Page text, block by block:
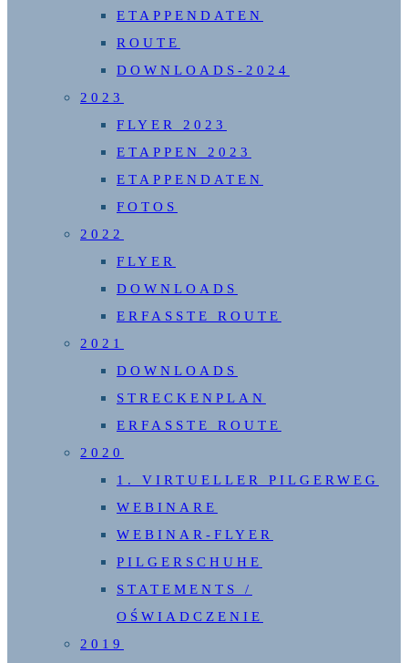
ETAPPENDATEN
ROUTE
DOWNLOADS-2024
2023
FLYER 2023
ETAPPEN 2023
ETAPPENDATEN
FOTOS
2022
FLYER
DOWNLOADS
ERFASSTE ROUTE
2021
DOWNLOADS
STRECKENPLAN
ERFASSTE ROUTE
2020
1. VIRTUELLER PILGERWEG
WEBINARE
WEBINAR-FLYER
PILGERSCHUHE
STATEMENTS /
OŚWIADCZENIE
2019